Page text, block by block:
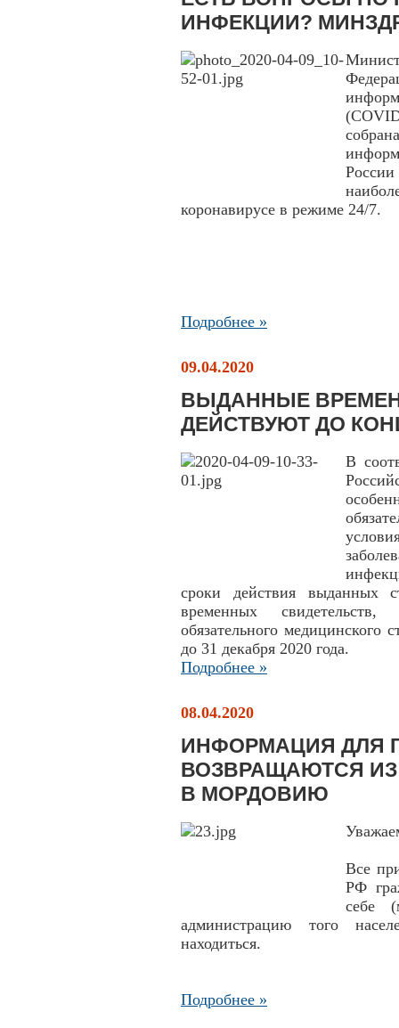
ИНФЕКЦИИ?
коронавирусе в режиме 24/7.
Подробнее »
09.04.2020
ВЫДАННЫЕ
ДЕЙСТВУЮТ ДО
В
сроки действия выданных
временных
обязательного медицинского
до 31 декабря 2020 года.
Подробнее »
08.04.2020
ИНФОРМАЦИЯ ДЛЯ
ВОЗВРАЩАЮТСЯ ИЗ
В МОРДОВИЮ
Все
РФ
себе
администрацию того
находиться.
Подробнее »